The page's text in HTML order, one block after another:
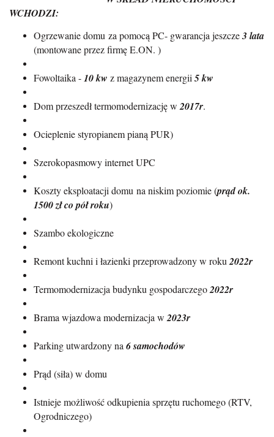
WCHODZI:
Ogrzewanie domu za pomocą PC- gwarancja jeszcze3 lata
(montowane przez firmę E.ON. )
Fowoltaika -10 kw z magazynem energii5 kw
Dom przeszedł termomodernizację w2017r.
Ocieplenie styropianem pianą PUR)
Szerokopasmowy internet UPC
Koszty eksploatacji domu na niskim poziomie (prąd ok.
1500 zł co pół roku)
Szambo ekologiczne
Remont kuchni i łazienki przeprowadzony w roku2022r
Termomodernizacja budynku gospodarczego2022r
Brama wjazdowa modernizacja w2023r
Parking utwardzony na6 samochodów
Prąd (siła) w domu
Istnieje możliwość odkupienia sprzętu ruchomego (RTV,
Ogrodniczego)